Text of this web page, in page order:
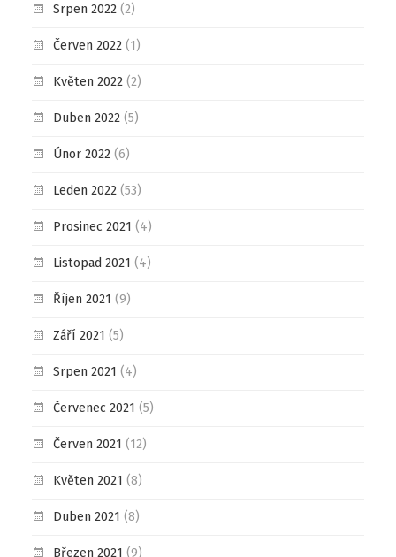
Srpen 2022(2)
Červen 2022(1)
Květen 2022(2)
Duben 2022(5)
Únor 2022(6)
Leden 2022(53)
Prosinec 2021 (4)
Listopad 2021 (4)
Říjen 2021 (9)
Září 2021 (5)
Srpen 2021 (4)
Červenec 2021 (5)
Červen 2021 (12)
Květen 2021 (8)
Duben 2021 (8)
Březen 2021 (9)